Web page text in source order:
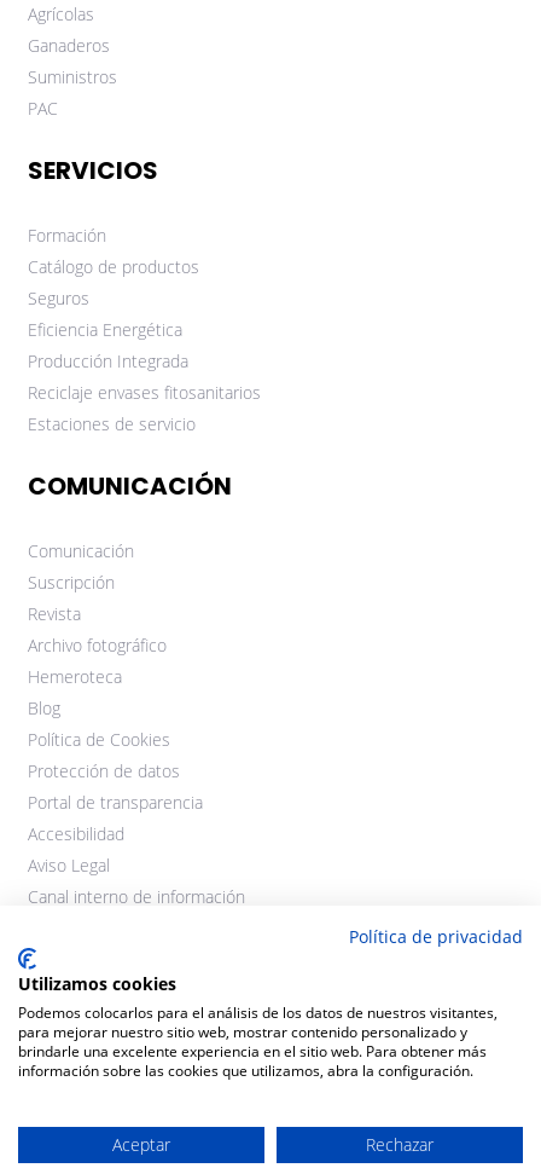
Agrícolas
Ganaderos
Suministros
PAC
SERVICIOS
Formación
Catálogo de productos
Seguros
Eficiencia Energética
Producción Integrada
Reciclaje envases fitosanitarios
Estaciones de servicio
COMUNICACIÓN
Comunicación
Suscripción
Revista
Archivo fotográfico
Hemeroteca
Blog
Política de Cookies
Protección de datos
Portal de transparencia
Accesibilidad
Aviso Legal
Canal interno de información
derechos reservados.
Política de privacidad
Utilizamos cookies
Podemos colocarlos para el análisis de los datos de nuestros visitantes,
para mejorar nuestro sitio web, mostrar contenido personalizado y
brindarle una excelente experiencia en el sitio web. Para obtener más
información sobre las cookies que utilizamos, abra la configuración.
Aceptar Rechazar